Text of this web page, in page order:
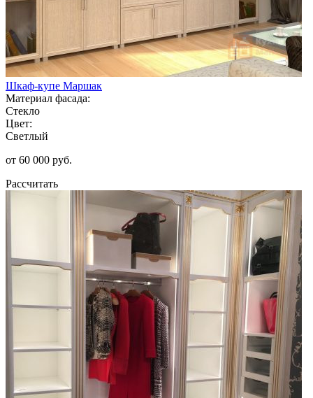
Шкаф-купе Маршак
Материал фасада:
Стекло
Цвет:
Светлый
от 60 000 руб.
Рассчитать